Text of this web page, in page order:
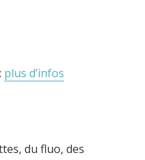
plus d’infos
du fluo, des